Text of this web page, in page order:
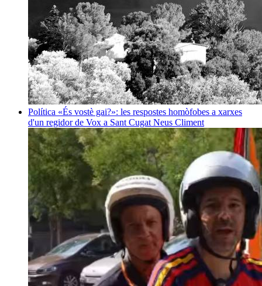
Política «És vostè gai?»: les respostes homòfobes a xarxes
d'un regidor de Vox a Sant Cugat Neus Climent